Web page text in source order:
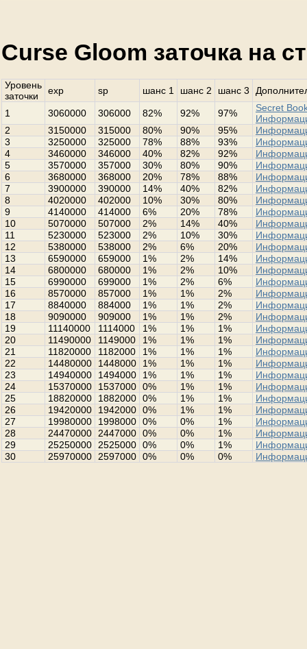
Curse Gloom заточка на
Уровень
заточки
exp sp шанс 1 шанс 2 шанс 3
1 3060000 306000 82% 92% 97%
Secret
2
3150000 315000 80% 90% 95%
3
3250000 325000 78% 88% 93%
4
3460000 346000 40% 82% 92%
5
3570000 357000 30% 80% 90%
6
3680000 368000 20% 78% 88%
7
3900000 390000 14% 40% 82%
8
4020000 402000 10% 30% 80%
9
4140000 414000 6% 20% 78%
10
5070000 507000 2% 14% 40%
11
5230000 523000 2% 10% 30%
12
5380000 538000 2% 6% 20%
13
6590000 659000 1% 2% 14%
14
6800000 680000 1% 2% 10%
15
6990000 699000 1% 2% 6%
16
8570000 857000 1% 1% 2%
17
8840000 884000 1% 1% 2%
18
9090000 909000 1% 1% 2%
19
11140000 1114000 1% 1% 1%
20
11490000 1149000 1% 1% 1%
21
11820000 1182000 1% 1% 1%
22
14480000 1448000 1% 1% 1%
23
14940000 1494000 1% 1% 1%
24
15370000 1537000 0% 1% 1%
25
18820000 1882000 0% 1% 1%
26
19420000 1942000 0% 1% 1%
27
19980000 1998000 0% 0% 1%
28
24470000 2447000 0% 0% 1%
29
25250000 2525000 0% 0% 1%
30
25970000 2597000 0% 0% 0%